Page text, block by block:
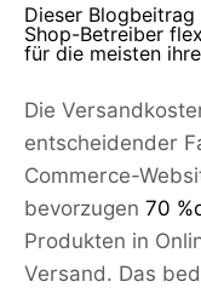
Dieser
Shop-Betreiber
für die meisten
Die
entscheidender
Commerce-
bevorzugen 70 %
Produkten in
Versand. Das